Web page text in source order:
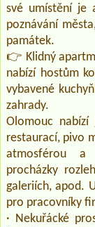
své umístění je
poznávání
památek.
👉 Klidný
nabízí hostům
vybavené
zahrady.
Olomouc nabízí
restaurací, pivo
atmosférou a
procházky
galeriích, apod.
pro pracovníky
· Nekuřácké